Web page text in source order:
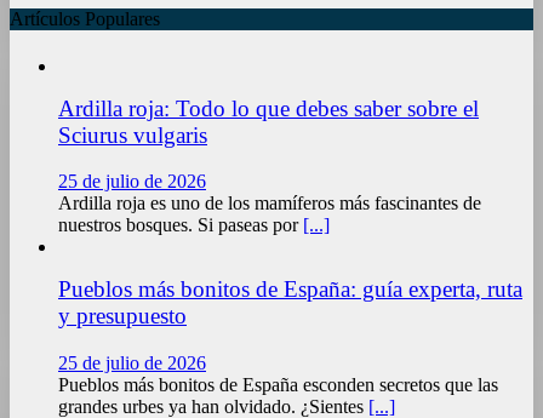
Artículos Populares
Ardilla roja: Todo lo que debes saber sobre el
Sciurus vulgaris
25 de julio de 2026
Ardilla roja es uno de los mamíferos más fascinantes de
nuestros bosques. Si paseas por [...]
Pueblos más bonitos de España: guía experta, ruta
y presupuesto
25 de julio de 2026
Pueblos más bonitos de España esconden secretos que las
grandes urbes ya han olvidado. ¿Sientes [...]